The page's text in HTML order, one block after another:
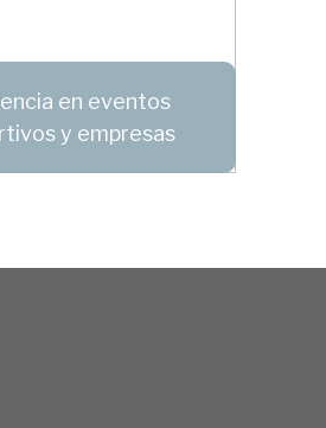
en eventos
y empresas